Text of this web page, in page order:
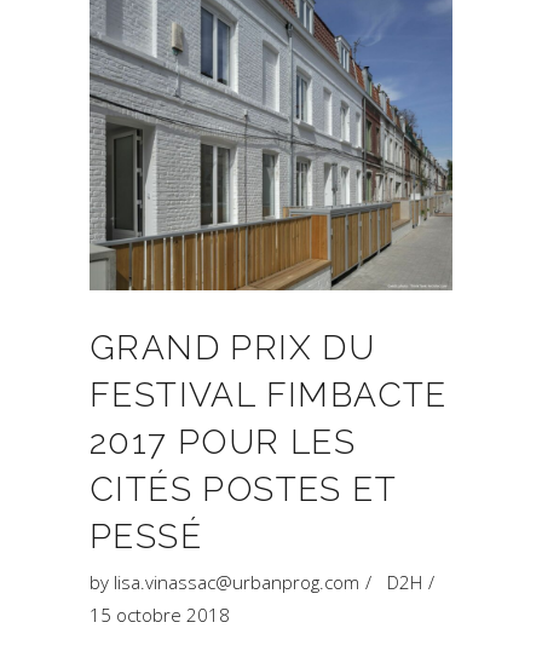
GRAND PRIX DU
FESTIVAL FIMBACTE
2017 POUR LES
CITÉS POSTES ET
PESSÉ
by lisa.vinassac@urbanprog.com
D2H
15 octobre 2018